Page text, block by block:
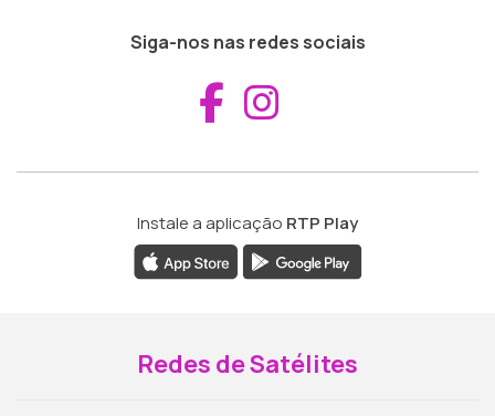
Siga-nos nas redes sociais
Aceder ao
Instale a aplicação RTP Play
Redes de Satélites